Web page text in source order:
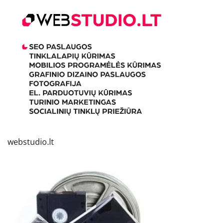
webstudio.lt